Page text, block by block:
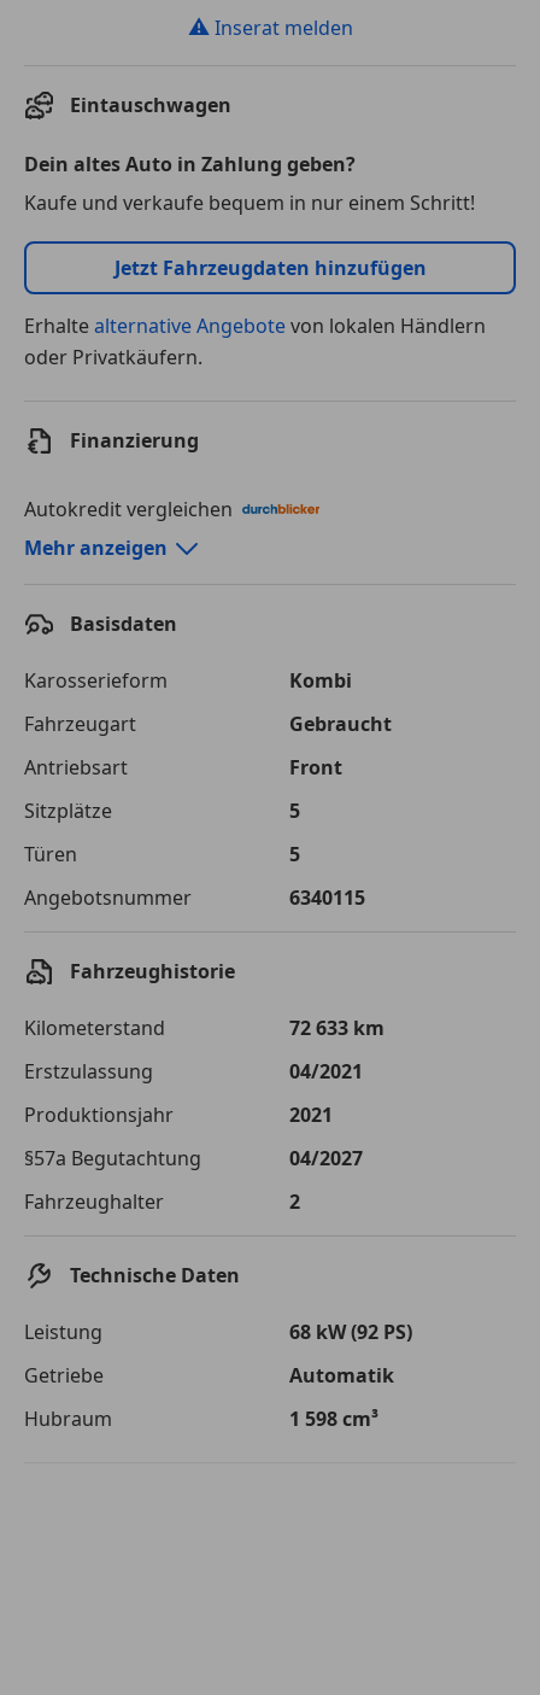
⚠ Inserat melden
Eintauschwagen
Dein altes Auto in Zahlung geben?
Kaufe und verkaufe bequem in nur einem Schritt!
Jetzt Fahrzeugdaten hinzufügen
Erhaltealternative Angebotevon lokalen Händlern
oder Privatkäufern.
Finanzierung
Autokredit vergleichen
Autokredit-Rechner von durchblicker.at
Laufzeit
120 Monate
Kreditbetrag
€ 16 900,-
Zu zahlender
Gesamtbetrag
€ 23 809,-
Einberechnete Gebühren
€ 0,-
Monatliche Rate € 198,41
von der von Ihnen gewählten Bank. Rückzahlungszeitraum 1-10
Jetzt berechnen
Mehr anzeigen
Basisdaten
Karosserieform
Kombi
Fahrzeugart
Gebraucht
Antriebsart
Front
Sitzplätze
5
Türen
5
Angebotsnummer
6340115
Fahrzeughistorie
Kilometerstand
72 633 km
Erstzulassung
04/2021
Produktionsjahr
2021
§57a Begutachtung
04/2027
Fahrzeughalter
2
Technische Daten
Leistung
68 kW (92 PS)
Getriebe
Automatik
Hubraum
1 598 cm³